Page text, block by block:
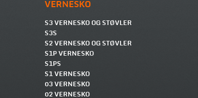
VERNESKO
S3 VERNESKO OG STØVLER
S3S
S2 VERNESKO OG STØVLER
S1P VERNESKO
S1PS
S1 VERNESKO
03 VERNESKO
02 VERNESKO